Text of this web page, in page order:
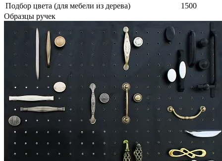
Подбор цвета (для мебели из дерева)
1500
Образцы ручек